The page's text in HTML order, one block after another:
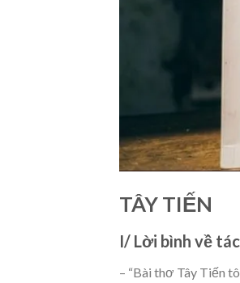
TÂY TIẾN
I/ Lời bình về
– “Bài thơ Tây Tiến